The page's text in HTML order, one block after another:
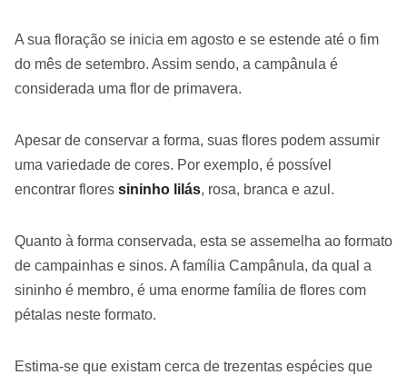
A sua floração se inicia em agosto e se estende até o fim
do mês de setembro. Assim sendo, a campânula é
considerada uma flor de primavera.
Apesar de conservar a forma, suas flores podem assumir
uma variedade de cores. Por exemplo, é possível
encontrar flores sininho lilás, rosa, branca e azul.
Quanto à forma conservada, esta se assemelha ao formato
de campainhas e sinos. A família Campânula, da qual a
sininho é membro, é uma enorme família de flores com
pétalas neste formato.
Estima-se que existam cerca de trezentas espécies que